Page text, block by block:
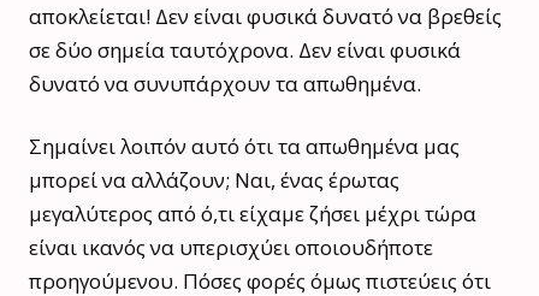
αποκλείεται! Δεν είναι φυσικά δυνατό να βρεθείς
σε δύο σημεία ταυτόχρονα. Δεν είναι φυσικά
δυνατό να συνυπάρχουν τα απωθημένα.
Σημαίνει λοιπόν αυτό ότι τα απωθημένα μας
μπορεί να αλλάζουν; Ναι, ένας έρωτας
μεγαλύτερος από ό,τι είχαμε ζήσει μέχρι τώρα
είναι ικανός να υπερισχύει οποιουδήποτε
προηγούμενου. Πόσες φορές όμως πιστεύεις ότι